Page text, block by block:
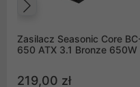
Zasilacz Seasonic Core
650 ATX 3.1 Bronze 650W
219,00 zł